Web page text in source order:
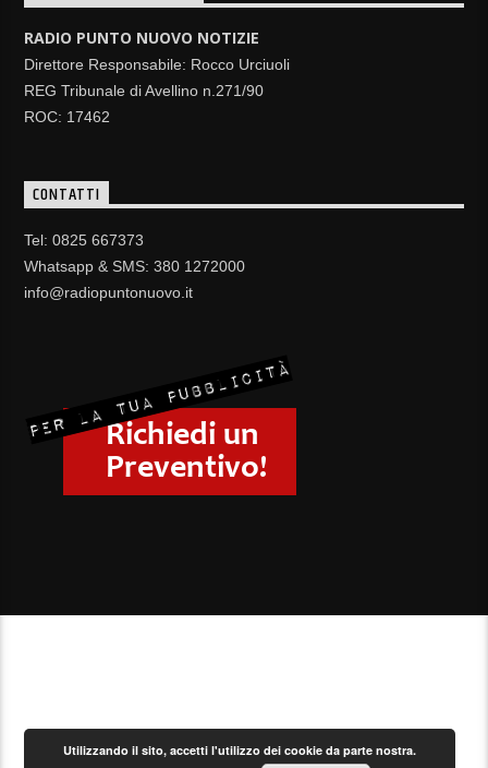
RADIO PUNTO NUOVO NOTIZIE
Direttore Responsabile: Rocco Urciuoli
REG Tribunale di Avellino n.271/90
ROC: 17462
CONTATTI
Tel: 0825 667373
Whatsapp & SMS: 380 1272000
info@radiopuntonuovo.it
Utilizzando il sito, accetti l'utilizzo dei cookie da parte nostra.